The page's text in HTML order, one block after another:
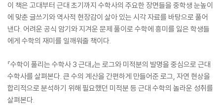
이 책은 고대부터 근대 초기까지 수학사의 주요한 장면들을 중학생 눈높이
에 맞춘 글쓰기와 역사적 현장감이 살아 있는 시각 자료를 바탕으로 풀어
낸다. 어려운 공식 암기와 지겨운 문제 풀이로 수학에 흥미를 잃은 학생들
에게 수학의 재미를 일깨워줄 책이다.
『수학이 풀리는 수학사 3 근대』는 로그와 미적분의 발명을 중심으로 근대
수학사를 살펴본다. 큰 수의 계산을 간편하게 만들어준 로그, 자연 현상을
합리적으로 분석하기 위해 필요했던 미적분 등 근대 수학의 놀라운 성취를
살펴본다.